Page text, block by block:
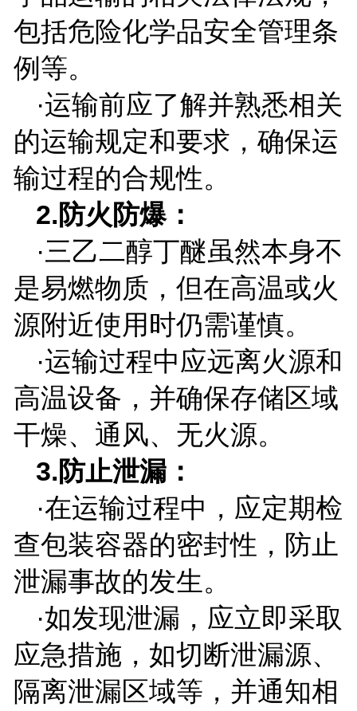
包括危险化学品安全管理条
例等。
·运输前应了解并熟悉相关
的运输规定和要求，确保运
输过程的合规性。
2.防火防爆：
·三乙二醇丁醚虽然本身不
是易燃物质，但在高温或火
源附近使用时仍需谨慎。
·运输过程中应远离火源和
高温设备，并确保存储区域
干燥、通风、无火源。
3.防止泄漏：
·在运输过程中，应定期检
查包装容器的密封性，防止
泄漏事故的发生。
·如发现泄漏，应立即采取
应急措施，如切断泄漏源、
隔离泄漏区域等，并通知相